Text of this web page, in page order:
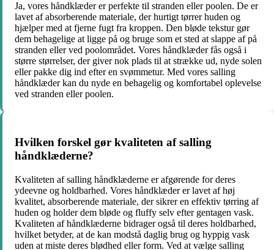
Ja, vores håndklæder er perfekte til stranden eller poolen. De er
lavet af absorberende materiale, der hurtigt tørrer huden og
hjælper med at fjerne fugt fra kroppen. Den bløde tekstur gør
dem behagelige at ligge på og bruge som et sted at slappe af på
stranden eller ved poolområdet. Vores håndklæder fås også i
større størrelser, der giver nok plads til at strække ud, nyde solen
eller pakke dig ind efter en svømmetur. Med vores salling
håndklæder kan du nyde en behagelig og komfortabel oplevelse
ved stranden eller poolen.
Hvilken forskel gør kvaliteten af salling
håndklæderne?
Kvaliteten af salling håndklæderne er afgørende for deres
ydeevne og holdbarhed. Vores håndklæder er lavet af høj
kvalitet, absorberende materiale, der sikrer en effektiv tørring af
huden og holder dem bløde og fluffy selv efter gentagen vask.
Kvaliteten af håndklæderne bidrager også til deres holdbarhed,
hvilket betyder, at de kan modstå daglig brug og hyppig vask
uden at miste deres blødhed eller form. Ved at vælge salling